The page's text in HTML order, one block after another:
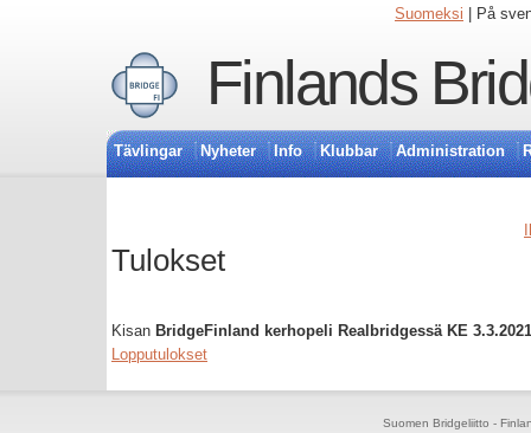
Suomeksi | På
Finlands
Tävlingar Nyheter Info Klubbar Administration
Tulokset
Kisan BridgeFinland kerhopeli Realbridgessä KE 3.3.2021
Lopputulokset
Suomen Bridgeliitto -